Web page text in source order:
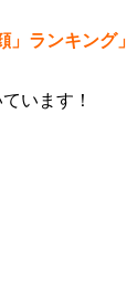
」ランキング」
います！